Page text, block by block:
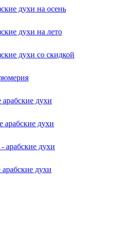
духи на осень
духи на лето
духи со скидкой
духи
духи
арабские духи
духи